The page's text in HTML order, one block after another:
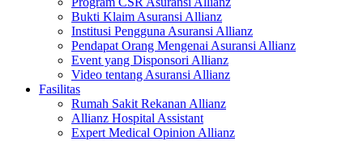
Bukti Klaim Asuransi Allianz
Institusi Pengguna Asuransi Allianz
Pendapat Orang Mengenai Asuransi Allianz
Event yang Disponsori Allianz
Video tentang Asuransi Allianz
Fasilitas
Rumah Sakit Rekanan Allianz
Allianz Hospital Assistant
Expert Medical Opinion Allianz